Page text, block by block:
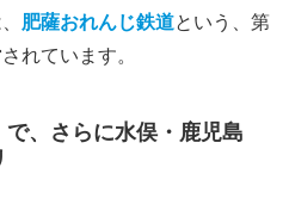
肥薩おれんじ鉄道という、第
れています。
で、さらに水俣・鹿児島